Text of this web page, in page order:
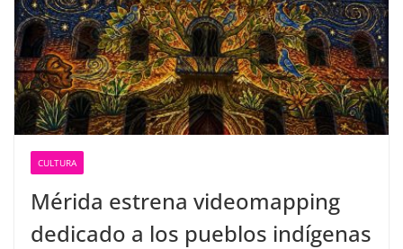
CULTURA
Mérida estrena videomapping
dedicado a los pueblos indígenas